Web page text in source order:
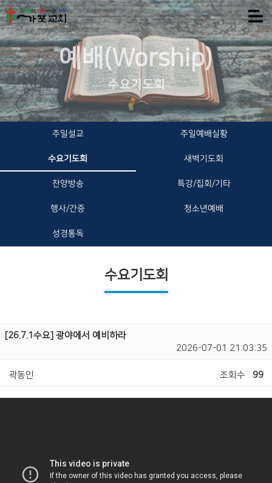
예배(Worship)
수요기도회
주일설교 주일예배실황
수요기도회 새벽기도회
찬양방송 특강/집회/기타
행사/간증 청소년예배
성경통독
수요기도회
[26.7.1수요] 광야에서 예비하라
2026-07-01 21:03:35
곽동인 조회수 99